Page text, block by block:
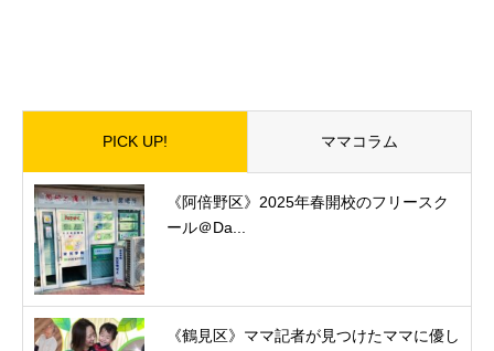
PICK UP! ママコラム
《阿倍野区》2025年春開校のフリースク
ール＠Da...
《鶴見区》ママ記者が見つけたママに優し